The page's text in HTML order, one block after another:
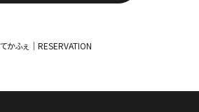
かふぇ｜RESERVATION